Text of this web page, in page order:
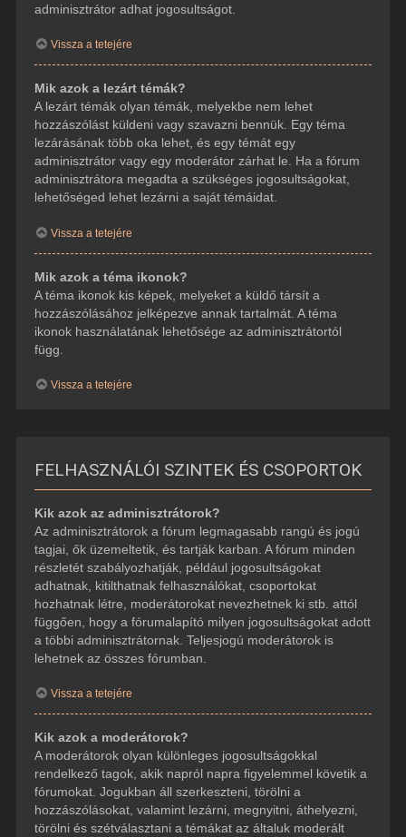
adminisztrátor adhat jogosultságot.
Vissza a tetejére
Mik azok a lezárt témák?
A lezárt témák olyan témák, melyekbe nem lehet
hozzászólást küldeni vagy szavazni bennük. Egy téma
lezárásának több oka lehet, és egy témát egy
adminisztrátor vagy egy moderátor zárhat le. Ha a fórum
adminisztrátora megadta a szükséges jogosultságokat,
lehetőséged lehet lezárni a saját témáidat.
Vissza a tetejére
Mik azok a téma ikonok?
A téma ikonok kis képek, melyeket a küldő társít a
hozzászólásához jelképezve annak tartalmát. A téma
ikonok használatának lehetősége az adminisztrátortól
függ.
Vissza a tetejére
FELHASZNÁLÓI SZINTEK ÉS CSOPORTOK
Kik azok az adminisztrátorok?
Az adminisztrátorok a fórum legmagasabb rangú és jogú
tagjai, ők üzemeltetik, és tartják karban. A fórum minden
részletét szabályozhatják, például jogosultságokat
adhatnak, kitilthatnak felhasználókat, csoportokat
hozhatnak létre, moderátorokat nevezhetnek ki stb. attól
függően, hogy a fórumalapító milyen jogosultságokat adott
a többi adminisztrátornak. Teljesjogú moderátorok is
lehetnek az összes fórumban.
Vissza a tetejére
Kik azok a moderátorok?
A moderátorok olyan különleges jogosultságokkal
rendelkező tagok, akik napról napra figyelemmel követik a
fórumokat. Jogukban áll szerkeszteni, törölni a
hozzászólásokat, valamint lezárni, megnyitni, áthelyezni,
törölni és szétválasztani a témákat az általuk moderált